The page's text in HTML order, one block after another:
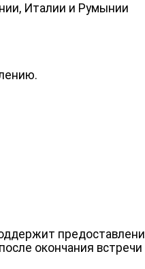
Италии и Румынии
окончания встречи